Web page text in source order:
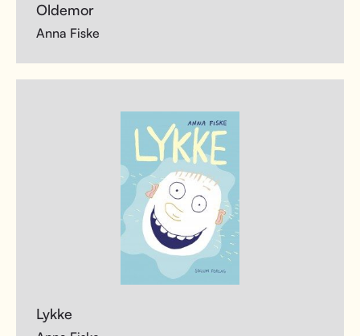
Oldemor
Anna Fiske
Lykke